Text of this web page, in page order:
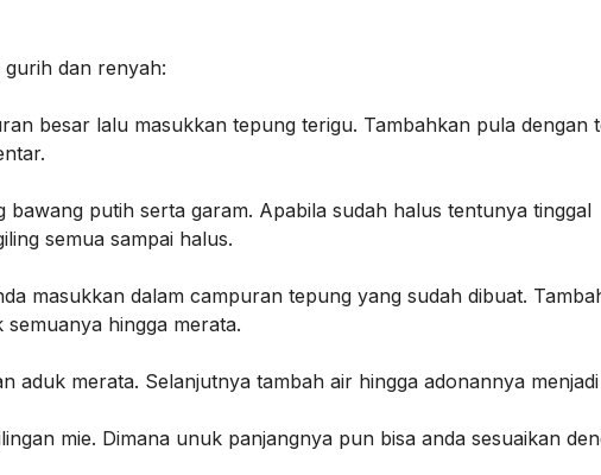
dan renyah:
besar lalu masukkan tepung terigu. Tambahkan pula dengan
bawang putih serta garam. Apabila sudah halus tentunya tinggal
semua sampai halus.
masukkan dalam campuran tepung yang sudah dibuat.
hingga merata.
aduk merata. Selanjutnya tambah air hingga adonannya menjadi
mie. Dimana unuk panjangnya pun bisa anda sesuaikan